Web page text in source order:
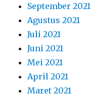
September 2021
Agustus 2021
Juli 2021
Juni 2021
Mei 2021
April 2021
Maret 2021